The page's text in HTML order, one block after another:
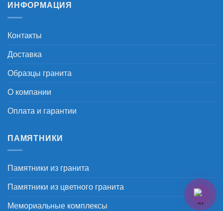
ИНФОРМАЦИЯ
Контакты
Доставка
Образцы гранита
О компании
Оплата и гарантии
ПАМЯТНИКИ
Памятники из гранита
Памятники из цветного гранита
Мемориальные комплексы